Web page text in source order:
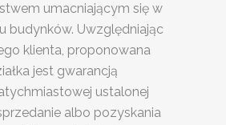
umacniającym się w
budynków. Uwzględniając
klienta, proponowana
jest gwarancją
ustalonej
albo pozyskania